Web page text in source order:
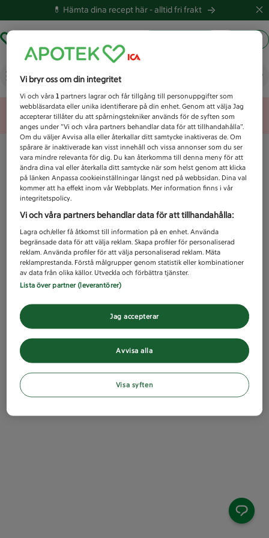
💊 Hämta dina recept här -alltid fri frakt
Vad letar du efter idag?
Unknown error
Vi bryr oss om din integritet
Vi och våra1 partners lagrar och får tillgång till personuppgifter som
webbläsardata eller unika identifierare på din enhet. Genom att välja Jag
accepterar tillåter du att spårningstekniker används för de syften som
anges under ”Vi och våra partners behandlar data för att tillhandahålla”.
Om du väljer Avvisa alla eller återkallar ditt samtycke inaktiveras de. Om
spårare är inaktiverade kan visst innehåll och vissa annonser som du ser
vara mindre relevanta för dig. Du kan återkomma till denna meny för att
ändra dina val eller återkalla ditt samtycke när som helst genom att klicka
på länken Anpassa cookieinställningar längst ned på webbsidan. Dina val
kommer att ha effekt inom vår Webbplats. Mer information finns i vår
integritetspolicy.
Vi och våra partners behandlar data för att tillhandahålla:
Lagra och/eller få åtkomst till information på en enhet. Använda
begränsade data för att välja reklam. Skapa profiler för personaliserad
reklam. Använda profiler för att välja personaliserad reklam. Mäta
reklamprestanda. Förstå målgrupper genom statistik eller kombinationer
av data från olika källor. Utveckla och förbättra tjänster.
Lista över partner (leverantörer)
Avvisa alla
Jag accepterar
Visa syften